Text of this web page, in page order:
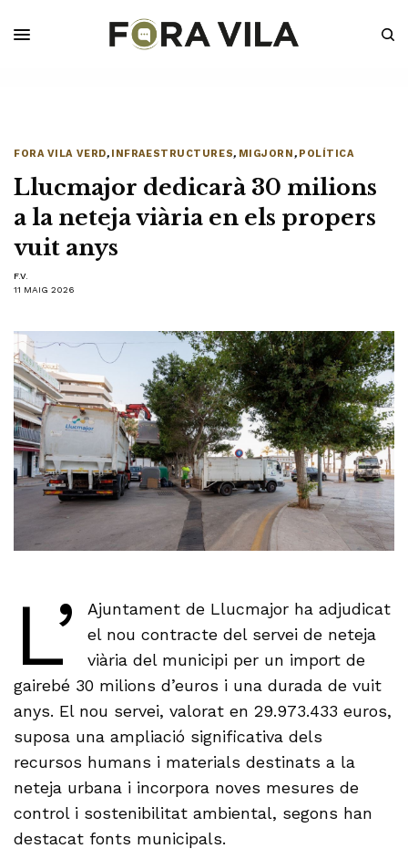
FORA VILA VERD, INFRAESTRUCTURES, MIGJORN , POLÍTICA
Llucmajor dedicarà 30 milions
a la neteja viària en els propers
vuit anys
F.V.
11 MAIG 2026
L’
Ajuntament de Llucmajor ha adjudicat
el nou contracte del servei de neteja
viària del municipi per un import de
gairebé 30 milions d’euros i una durada de vuit
anys. El nou servei, valorat en 29.973.433 euros,
suposa una ampliació significativa dels
recursos humans i materials destinats a la
neteja urbana i incorpora noves mesures de
control i sostenibilitat ambiental, segons han
destacat fonts municipals.